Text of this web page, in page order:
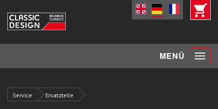
MENÜ Toggle
Service Ersatzteile